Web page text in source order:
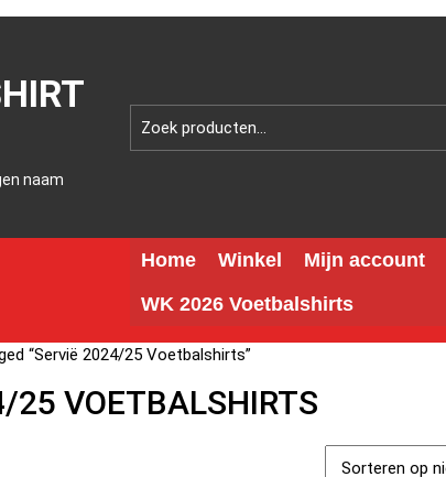
naam
Home Winkel Mijn account
WK 2026 Voetbalshirts
“Servië 2024/25 Voetbalshirts”
25 VOETBALSHIRTS